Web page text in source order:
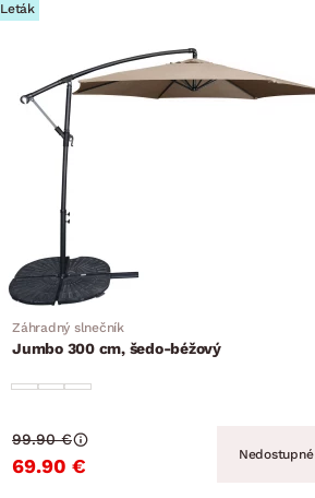
Leták
Záhradný slnečník
Jumbo 300 cm, šedo-béžový
69.90 €
99.90 €
Nedostupné